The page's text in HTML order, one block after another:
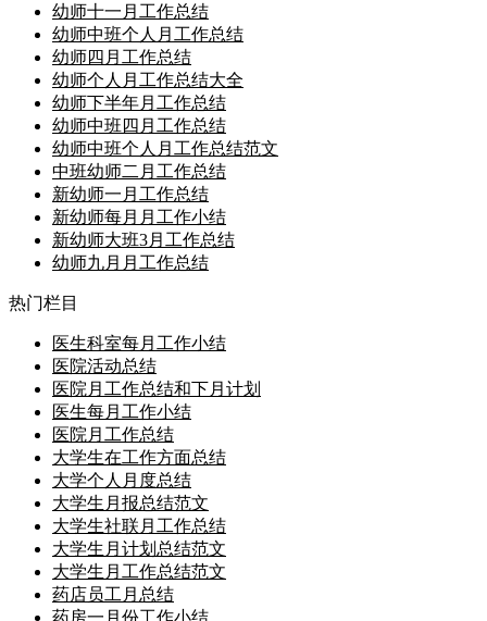
幼师十一月工作总结
幼师中班个人月工作总结
幼师四月工作总结
幼师个人月工作总结大全
幼师下半年月工作总结
幼师中班四月工作总结
幼师中班个人月工作总结范文
中班幼师二月工作总结
新幼师一月工作总结
新幼师每月月工作小结
新幼师大班3月工作总结
幼师九月月工作总结
热门栏目
医生科室每月工作小结
医院活动总结
医院月工作总结和下月计划
医生每月工作小结
医院月工作总结
大学生在工作方面总结
大学个人月度总结
大学生月报总结范文
大学生社联月工作总结
大学生月计划总结范文
大学生月工作总结范文
药店员工月总结
药房一月份工作小结